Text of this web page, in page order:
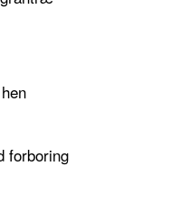
forboring